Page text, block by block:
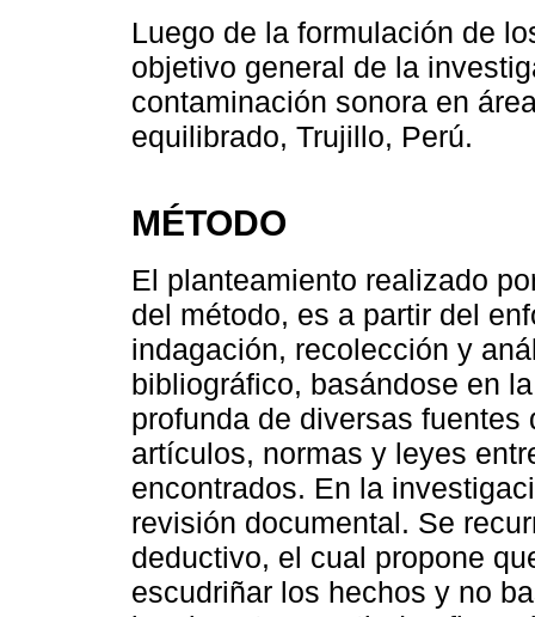
Luego de la formulación de
objetivo general de la
contaminación sonora en
equilibrado, Trujillo, Perú.
MÉTODO
El planteamiento realizado
del método, es a partir del
indagación, recolección y
bibliográfico, basándose en
profunda de diversas
artículos, normas y leyes
encontrados. En la
revisión documental. Se
deductivo, el cual propone
escudriñar los hechos y no